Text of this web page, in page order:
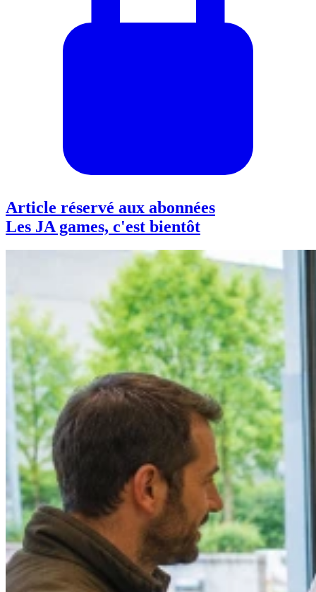
Article réservé aux abonnées
Les JA games, c'est bientôt